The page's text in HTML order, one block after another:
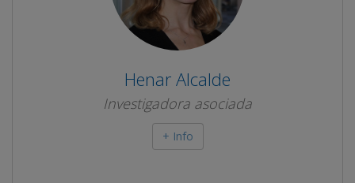
Henar Alcalde
Investigadora asociada
+ Info